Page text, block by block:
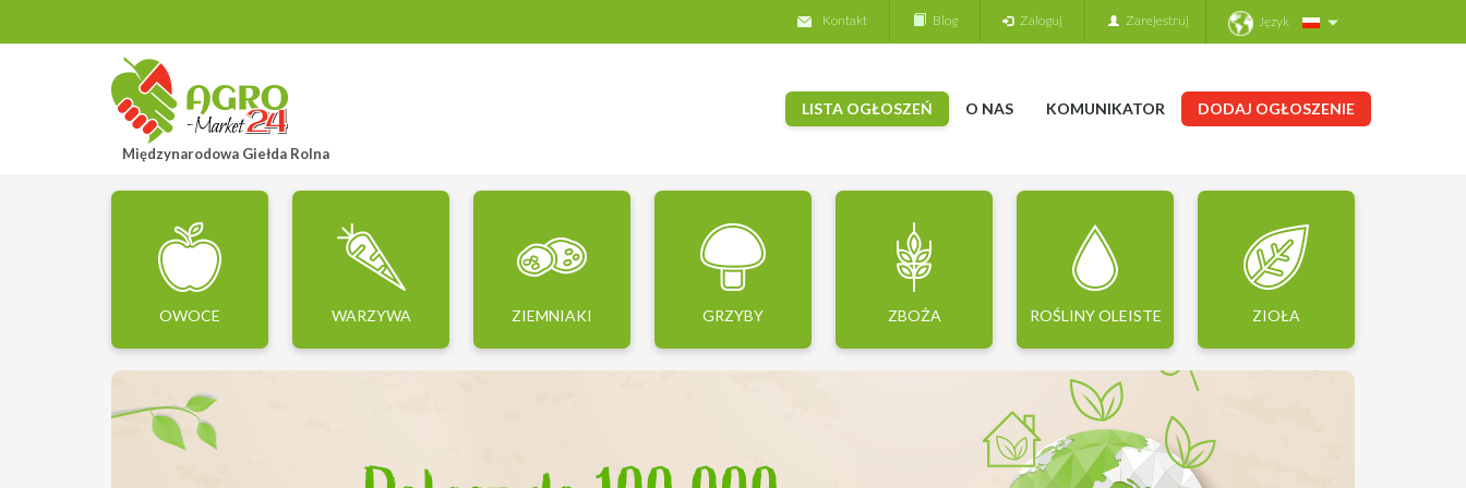
Język
Zaloguj Zarejestruj
Kontakt Blog
Międzynarodowa Giełda Rolna
LISTA OGŁOSZEŃ O NAS KOMUNIKATOR DODAJ OGŁOSZENIE
OWOCE WARZYWA ZIEMNIAKI GRZYBY ZBOŻA ROŚLINY OLEISTE ZIOŁA